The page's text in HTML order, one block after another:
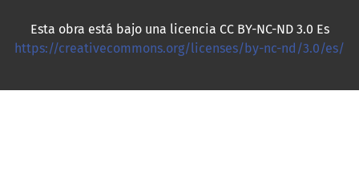
Esta obra está bajo una licencia CC BY-NC-ND 3.0 Es
https://creativecommons.org/licenses/by-nc-nd/3.0/es/